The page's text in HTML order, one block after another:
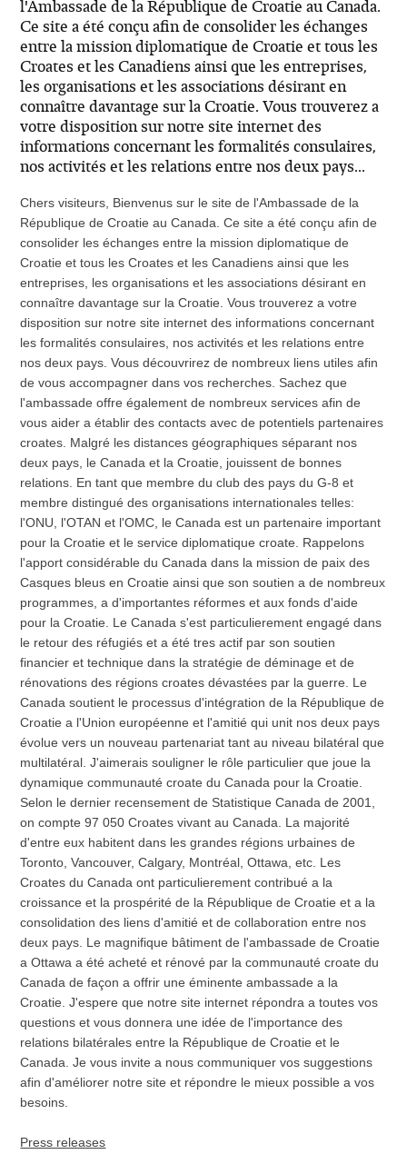
l'Ambassade de la République de Croatie au Canada.
Ce site a été conçu afin de consolider les échanges
entre la mission diplomatique de Croatie et tous les
Croates et les Canadiens ainsi que les entreprises,
les organisations et les associations désirant en
connaître davantage sur la Croatie. Vous trouverez a
votre disposition sur notre site internet des
informations concernant les formalités consulaires,
nos activités et les relations entre nos deux pays...
Chers visiteurs, Bienvenus sur le site de l'Ambassade de la
République de Croatie au Canada. Ce site a été conçu afin de
consolider les échanges entre la mission diplomatique de
Croatie et tous les Croates et les Canadiens ainsi que les
entreprises, les organisations et les associations désirant en
connaître davantage sur la Croatie. Vous trouverez a votre
disposition sur notre site internet des informations concernant
les formalités consulaires, nos activités et les relations entre
nos deux pays. Vous découvrirez de nombreux liens utiles afin
de vous accompagner dans vos recherches. Sachez que
l'ambassade offre également de nombreux services afin de
vous aider a établir des contacts avec de potentiels partenaires
croates. Malgré les distances géographiques séparant nos
deux pays, le Canada et la Croatie, jouissent de bonnes
relations. En tant que membre du club des pays du G-8 et
membre distingué des organisations internationales telles:
l'ONU, l'OTAN et l'OMC, le Canada est un partenaire important
pour la Croatie et le service diplomatique croate. Rappelons
l'apport considérable du Canada dans la mission de paix des
Casques bleus en Croatie ainsi que son soutien a de nombreux
programmes, a d'importantes réformes et aux fonds d'aide
pour la Croatie. Le Canada s'est particulierement engagé dans
le retour des réfugiés et a été tres actif par son soutien
financier et technique dans la stratégie de déminage et de
rénovations des régions croates dévastées par la guerre. Le
Canada soutient le processus d'intégration de la République de
Croatie a l'Union européenne et l'amitié qui unit nos deux pays
évolue vers un nouveau partenariat tant au niveau bilatéral que
multilatéral. J'aimerais souligner le rôle particulier que joue la
dynamique communauté croate du Canada pour la Croatie.
Selon le dernier recensement de Statistique Canada de 2001,
on compte 97 050 Croates vivant au Canada. La majorité
d'entre eux habitent dans les grandes régions urbaines de
Toronto, Vancouver, Calgary, Montréal, Ottawa, etc. Les
Croates du Canada ont particulierement contribué a la
croissance et la prospérité de la République de Croatie et a la
consolidation des liens d'amitié et de collaboration entre nos
deux pays. Le magnifique bâtiment de l'ambassade de Croatie
a Ottawa a été acheté et rénové par la communauté croate du
Canada de façon a offrir une éminente ambassade a la
Croatie. J'espere que notre site internet répondra a toutes vos
questions et vous donnera une idée de l'importance des
relations bilatérales entre la République de Croatie et le
Canada. Je vous invite a nous communiquer vos suggestions
afin d'améliorer notre site et répondre le mieux possible a vos
besoins.
Press releases